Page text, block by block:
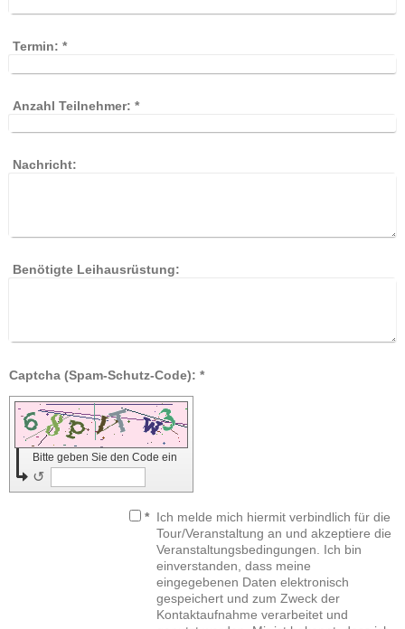
Termin: *
Anzahl Teilnehmer: *
Nachricht:
Benötigte Leihausrüstung:
Captcha (Spam-Schutz-Code): *
Bitte geben Sie den Code ein
↺
* Ich melde mich hiermit verbindlich für die
Tour/Veranstaltung an und akzeptiere die
Veranstaltungsbedingungen. Ich bin
einverstanden, dass meine
eingegebenen Daten elektronisch
gespeichert und zum Zweck der
Kontaktaufnahme verarbeitet und